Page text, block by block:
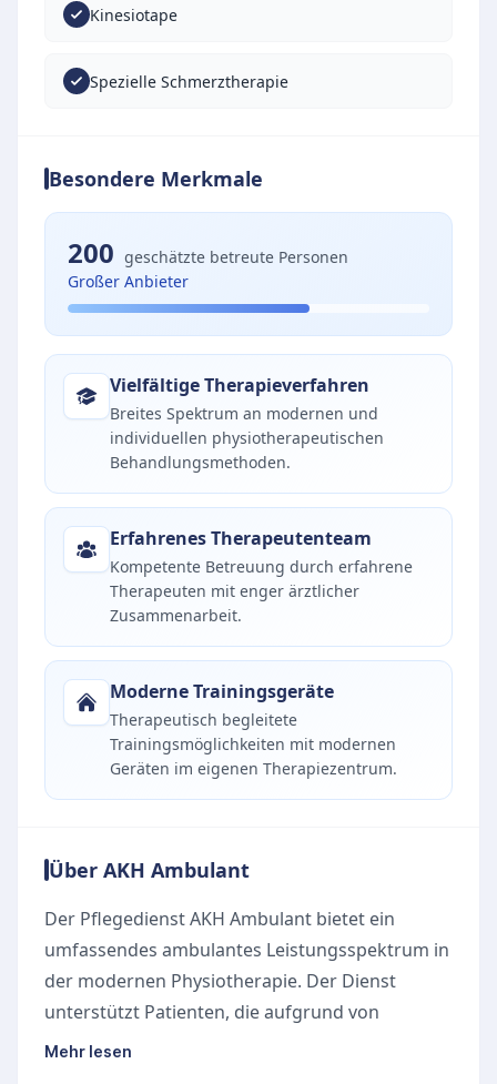
Kinesiotape
Spezielle Schmerztherapie
Besondere Merkmale
200 geschätzte betreute Personen
Großer Anbieter
Vielfältige Therapieverfahren
Breites Spektrum an modernen und
individuellen physiotherapeutischen
Behandlungsmethoden.
Erfahrenes Therapeutenteam
Kompetente Betreuung durch erfahrene
Therapeuten mit enger ärztlicher
Zusammenarbeit.
Moderne Trainingsgeräte
Therapeutisch begleitete
Trainingsmöglichkeiten mit modernen
Geräten im eigenen Therapiezentrum.
Über AKH Ambulant
Der Pflegedienst AKH Ambulant bietet ein
umfassendes ambulantes Leistungsspektrum in
der modernen Physiotherapie. Der Dienst
unterstützt Patienten, die aufgrund von
Krankheit, Unfall oder Behinderung im Alltag
Mehr lesen